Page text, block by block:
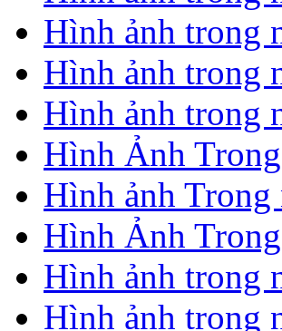
Hình ảnh trong
Hình ảnh trong
Hình ảnh trong
Hình Ảnh
Hình ảnh Trong
Hình Ảnh
Hình ảnh trong
Hình ảnh trong